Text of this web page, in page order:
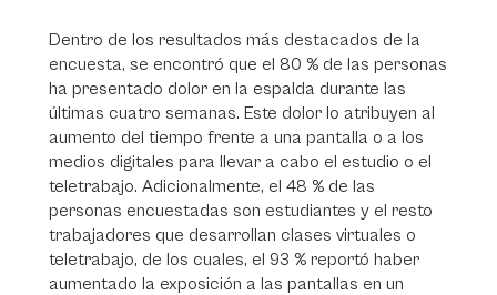
Dentro de los resultados más destacados de la
encuesta, se encontró que el 80 % de las personas
ha presentado dolor en la espalda durante las
últimas cuatro semanas. Este dolor lo atribuyen al
aumento del tiempo frente a una pantalla o a los
medios digitales para llevar a cabo el estudio o el
teletrabajo. Adicionalmente, el 48 % de las
personas encuestadas son estudiantes y el resto
trabajadores que desarrollan clases virtuales o
teletrabajo, de los cuales, el 93 % reportó haber
aumentado la exposición a las pantallas en un